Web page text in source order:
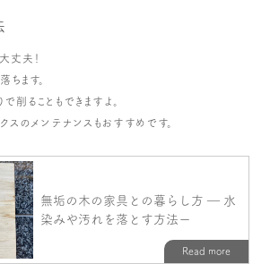
丈夫！
ます。
削ることもできますよ。
スのメンテナンスもおすすめです。